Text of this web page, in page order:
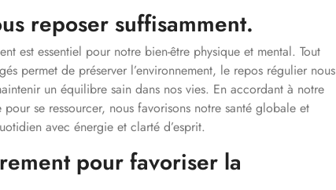
reposer suffisamment.
est essentiel pour notre bien-être physique et mental. Tout
permet de préserver l’environnement, le repos régulier nous
un équilibre sain dans nos vies. En accordant à notre
se ressourcer, nous favorisons notre santé globale et
avec énergie et clarté d’esprit.
pour favoriser la